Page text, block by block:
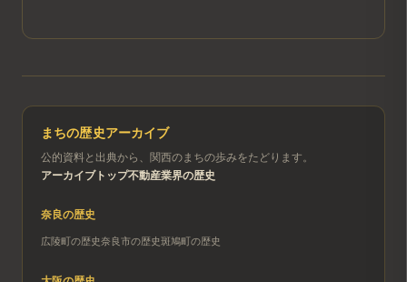
まちの歴史アーカイブ
公的資料と出典から、関西のまちの歩みをたどります。
アーカイブトップ不動産業界の歴史
奈良の歴史
広陵町の歴史奈良市の歴史斑鳩町の歴史